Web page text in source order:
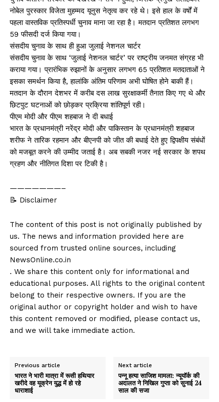
नोबेल पुरस्कार विजेता मुहम्मद यूनुस नेतृत्व कर रहे थे। इसे हाल के वर्षों में
पहला वास्तविक प्रतिस्पर्धी चुनाव माना जा रहा है। मतदान प्रतिशत लगभग
59 फीसदी दर्ज किया गया।
संसदीय चुनाव के साथ ही हुआ जुलाई नेशनल चार्टर
संसदीय चुनाव के साथ ‘जुलाई नेशनल चार्टर’ पर राष्ट्रीय जनमत संग्रह भी
कराया गया। प्रारंभिक रुझानों के अनुसार लगभग 65 प्रतिशत मतदाताओं ने
इसका समर्थन किया है, हालांकि अंतिम परिणाम अभी घोषित होने बाकी हैं।
मतदान के दौरान देशभर में करीब दस लाख सुरक्षाकर्मी तैनात किए गए थे और
छिटपुट घटनाओं को छोड़कर प्रक्रिया शांतिपूर्ण रही।
पीएम मोदी और पीएम शहबाज ने दी बधाई
भारत के प्रधानमंत्री नरेंद्र मोदी और पाकिस्तान के प्रधानमंत्री शहबाज
शरीफ ने तारिक रहमान और बीएनपी को जीत की बधाई देते हुए द्विपक्षीय संबंधों
को मजबूत करने की उम्मीद जताई है। अब सबकी नजर नई सरकार के शपथ
ग्रहण और नीतिगत दिशा पर टिकी है।
———————–
📝 Disclaimer
The content of this post is not originally published by
us. The news and information provided here are
sourced from trusted online sources, including
NewsOnline.co.in
. We share this content only for informational and
educational purposes. All rights to the original content
belong to their respective owners. If you are the
original author or copyright holder and wish to have
this content removed or modified, please contact us,
and we will take immediate action.
Previous article
भारत ने भारी मात्रा में रूसी हथियार
खरीदे वह यूक्रेन युद्ध में हो रहे
धाराशाई
Next article
पन्नू हत्या साजिश मामला: न्यूयॉर्क की
अदालत ने निखिल गुप्ता को सुनाई 24
साल की सजा